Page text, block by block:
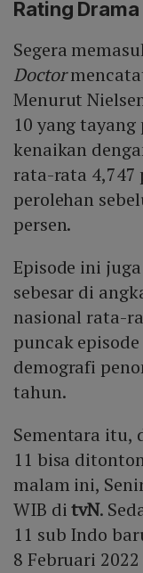
Rating Drama
Segera
Doctor
Menurut
10 yang
kenaikan
rata-rata 4,747
perolehan
persen.
Episode ini
sebesar di
nasional rata-
puncak
demografi
tahun.
Sementara itu,
11 bisa
malam ini,
WIB ditvN.
11 sub Indo
8 Februari